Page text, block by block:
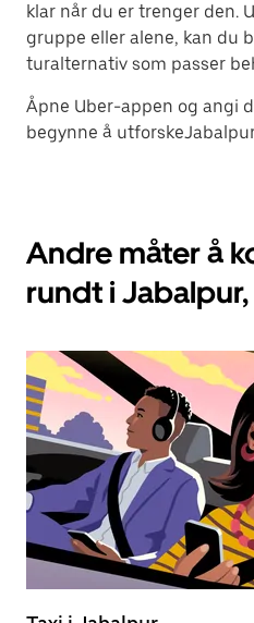
klar når du er trenger den.
gruppe eller alene, kan du
turalternativ som passer
Åpne Uber-appen og angi
begynne å
Andre måter å
rundt i